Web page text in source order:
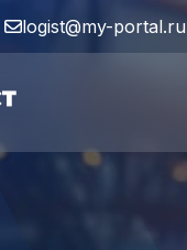
logist@my-portal.ru